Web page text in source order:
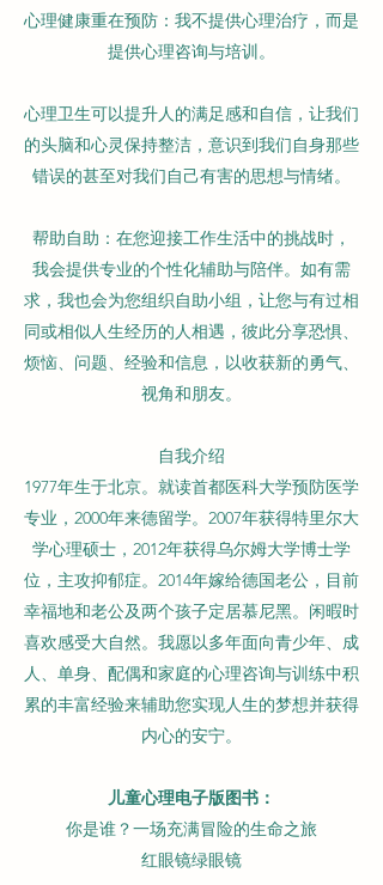
心理健康重在预防：我不提供心理治疗，而是
提供心理咨询与培训。
心理卫生可以提升人的满足感和自信，让我们
的头脑和心灵保持整洁，意识到我们自身那些
错误的甚至对我们自己有害的思想与情绪。
帮助自助：在您迎接工作生活中的挑战时，
我会提供专业的个性化辅助与陪伴。如有需
求，我也会为您组织自助小组，让您与有过相
同或相似人生经历的人相遇，彼此分享恐惧、
烦恼、问题、经验和信息，以收获新的勇气、
视角和朋友。
自我介绍
1977年生于北京。就读首都医科大学预防医学
专业，2000年来德留学。2007年获得特里尔大
学心理硕士，2012年获得乌尔姆大学博士学
位，主攻抑郁症。2014年嫁给德国老公，目前
幸福地和老公及两个孩子定居慕尼黑。闲暇时
喜欢感受大自然。我愿以多年面向青少年、成
人、单身、配偶和家庭的心理咨询与训练中积
累的丰富经验来辅助您实现人生的梦想并获得
内心的安宁。
儿童心理电子版图书：
你是谁？一场充满冒险的生命之旅
红眼镜绿眼镜